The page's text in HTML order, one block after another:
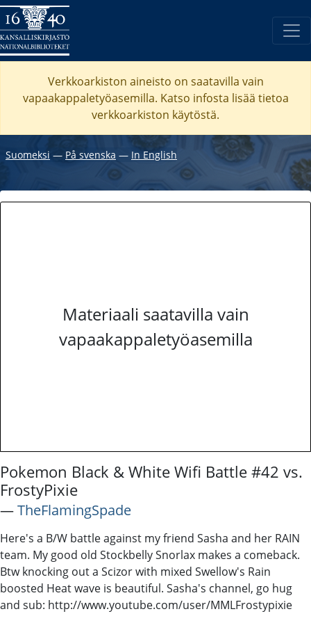
Verkkoarkiston aineisto on saatavilla vain
vapaakappaletyöasemilla. Katso infosta lisää tietoa
verkkoarkiston käytöstä.
Suomeksi ― På svenska ― In English
Materiaali saatavilla vain
vapaakappaletyöasemilla
Pokemon Black & White Wifi Battle #42 vs.
FrostyPixie
―TheFlamingSpade
Here's a B/W battle against my friend Sasha and her RAIN
team. My good old Stockbelly Snorlax makes a comeback.
Btw knocking out a Scizor with mixed Swellow's Rain
boosted Heat wave is beautiful. Sasha's channel, go hug
and sub: http://www.youtube.com/user/MMLFrostypixie